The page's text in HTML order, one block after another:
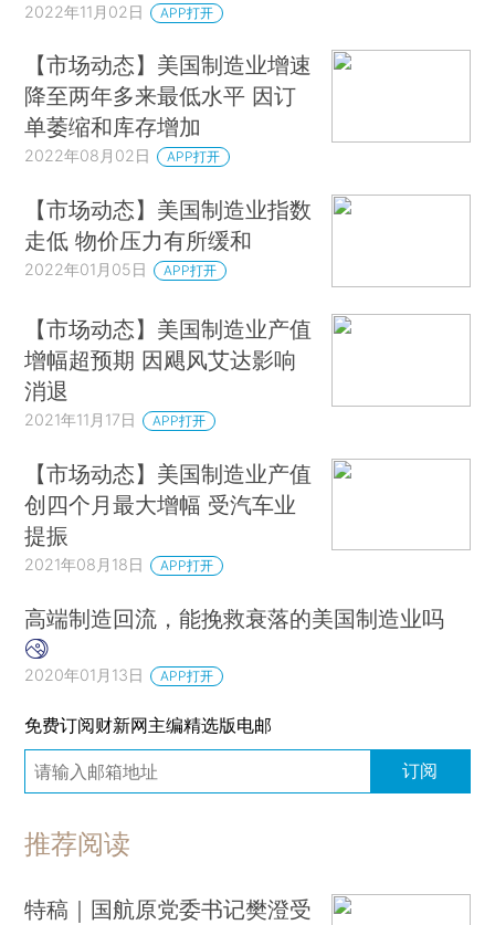
2022年11月02日 APP打开
【市场动态】美国制造业增速
降至两年多来最低水平 因订
单萎缩和库存增加
2022年08月02日 APP打开
【市场动态】美国制造业指数
走低 物价压力有所缓和
2022年01月05日 APP打开
【市场动态】美国制造业产值
增幅超预期 因飓风艾达影响
消退
2021年11月17日 APP打开
【市场动态】美国制造业产值
创四个月最大增幅 受汽车业
提振
2021年08月18日 APP打开
高端制造回流，能挽救衰落的美国制造业吗
2020年01月13日 APP打开
免费订阅财新网主编精选版电邮
订阅
推荐阅读
特稿｜国航原党委书记樊澄受